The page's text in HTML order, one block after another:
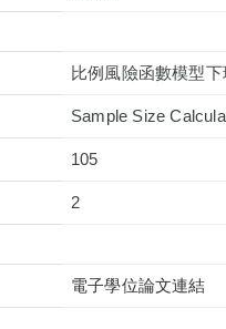
比例風險函數模型
Sample Size
105
2
電子學位論文連結